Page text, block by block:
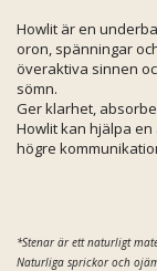
Howlit är en
oron, spänningar
överaktiva sinnen
sömn.
Ger klarhet,
Howlit kan hjälpa
högre
*Stenar är ett naturligt
Naturliga sprickor och